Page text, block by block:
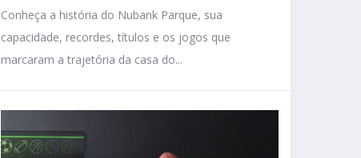
Conheça a história do Nubank Parque, sua
capacidade, recordes, títulos e os jogos que
marcaram a trajetória da casa do...